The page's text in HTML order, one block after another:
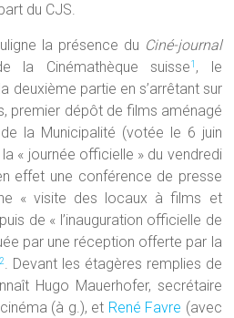
du CJS.
la présence du Ciné-journal
la Cinémathèque suisse1 , le
deuxième partie en s’arrêtant sur
premier dépôt de films aménagé
la Municipalité (votée le 6 juin
« journée officielle » du vendredi
effet une conférence de presse
« visite des locaux à films et
de « l’inauguration officielle de
par une réception offerte par la
2. Devant les étagères remplies de
Hugo Mauerhofer, secrétaire
(à g.), et René Favre (avec